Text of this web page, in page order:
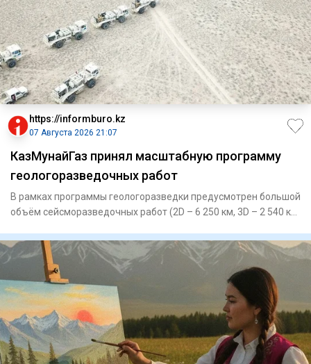
https://informburo.kz
07 Августа 2026 21:07
КазМунайГаз принял масштабную программу
геологоразведочных работ
В рамках программы геологоразведки предусмотрен большой
объём сейсморазведочных работ (2D – 6 250 км, 3D – 2 540 кв.